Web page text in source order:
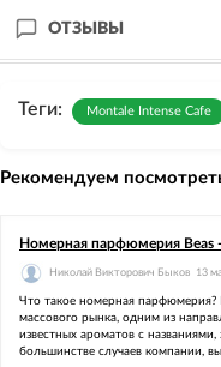
ОТЗЫВЫ
Теги: Montale Intense Cafe
Рекомендуем
Номерная парфюмерия Beas
Николай Викторович Быков 13
Что такое номерная
массового рынка, одним из
известных ароматов с
большинстве случаев компании,